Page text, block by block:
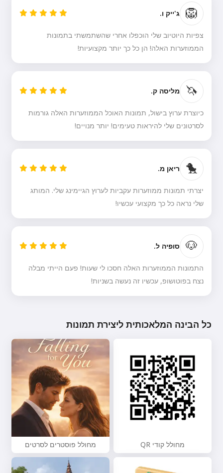
🦁 ג'ייק ו.
צפיות היוטיוב שלי הוכפלו אחרי שהשתמשתי בתמונות
הממוזערות האלה! הן כל כך יותר מקצועיות!
🦄 מליסה ק.
כיוצרת ערוץ בישול, תמונות האוכל הממוזערות האלה גורמות
לסרטונים שלי להיראות טעימים! יותר מנויים!
🐤 ריאן מ.
יצרתי תמונות ממוזערות עקביות לערוץ הגיימינג שלי. המותג
שלי נראה כל כך מקצועי עכשיו!
🐶 סופיה ל.
התמונות הממוזערות האלה חסכו לי שעות! פעם הייתי מבלה
נצח בפוטושופ, עכשיו זה נעשה בשניות!
כל הבינה המלאכותית ליצירת תמונות
מחולל קודי QR מחולל פוסטרים לסרטים